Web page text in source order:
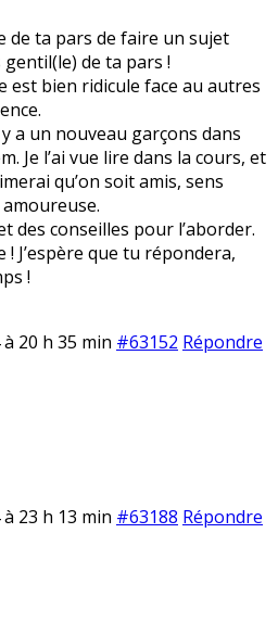
de ta pars de faire un sujet
gentil(le) de ta pars !
est bien ridicule face au autres
a un nouveau garçons dans
Je l’ai vue lire dans la cours, et
qu’on soit amis, sens
des conseilles pour l’aborder.
J’espère que tu répondera,
!
20 h 35 min #63152 Répondre
23 h 13 min #63188 Répondre